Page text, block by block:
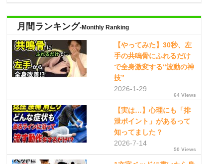
月間ランキング-Monthly Ranking
【やってみた】30秒、左
手の共鳴骨にふれるだけ
で全身激変する“波動の神
技”
2026-1-29
64 Views
【実は…】心理にも「排
泄ポイント」があるって
知ってました？
2026-7-14
50 Views